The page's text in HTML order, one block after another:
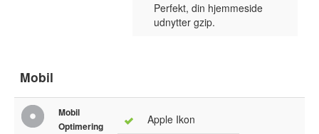
Perfekt, din hjemmeside
udnytter gzip.
Mobil
Mobil
Optimering
Apple Ikon